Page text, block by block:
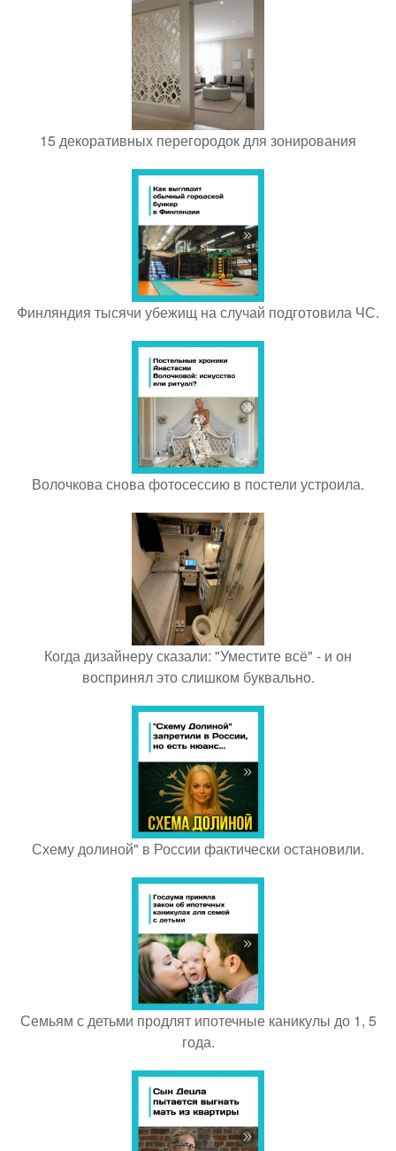
15 декоративных перегородок для зонирования
Финляндия тысячи убежищ на случай подготовила ЧС.
Волочкова снова фотосессию в постели устроила.
Когда дизайнеру сказали: "Уместите всё" - и он
воспринял это слишком буквально.
Схему долиной" в России фактически остановили.
Семьям с детьми продлят ипотечные каникулы до 1, 5
года.